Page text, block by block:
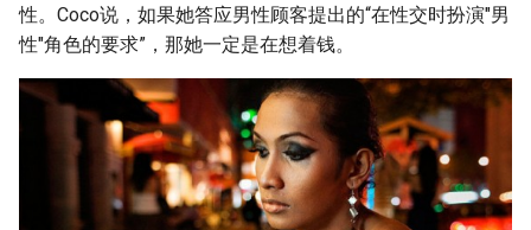
性。Coco说，如果她答应男性顾客提出的“在性交时扮演"男
性"角色的要求”，那她一定是在想着钱。